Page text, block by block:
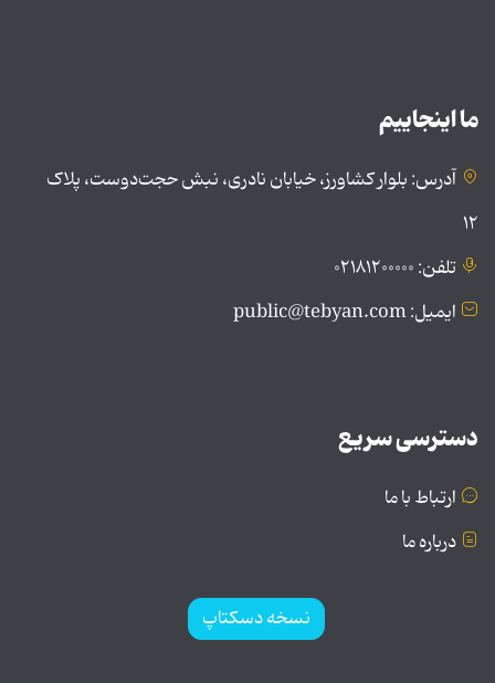
ما اینجاییم
آدرس: بلوار کشاورز، خیابان نادری، نبش حجت‌دوست، پلاک
۱۲
تلفن: ۰۲۱۸۱۲۰۰۰۰۰
ایمیل: public@tebyan.com
دسترسی سریع
ارتباط با ما
درباره ما
نسخه دسکتاپ